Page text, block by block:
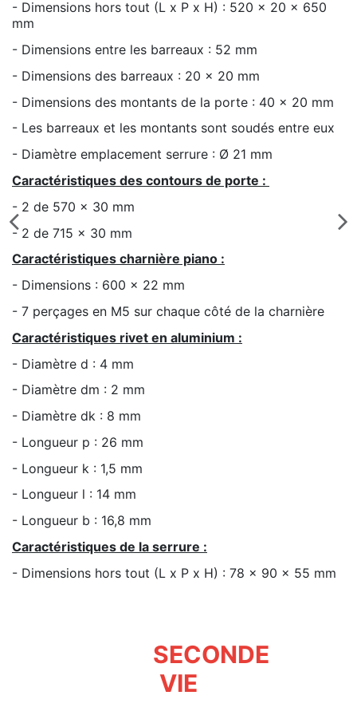
- Dimensions hors tout (L x P x H) : 520 x 20 x 650
mm
- Dimensions entre les barreaux : 52 mm
- Dimensions des barreaux : 20 x 20 mm
- Dimensions des montants de la porte : 40 x 20 mm
- Les barreaux et les montants sont soudés entre eux
- Diamètre emplacement serrure : Ø 21 mm
Caractéristiques des contours de porte :
- 2 de 570 x 30 mm
- 2 de 715 x 30 mm
Caractéristiques charnière piano :
- Dimensions : 600 x 22 mm
- 7 perçages en M5 sur chaque côté de la charnière
Caractéristiques rivet en aluminium :
- Diamètre d : 4 mm
- Diamètre dm : 2 mm
- Diamètre dk : 8 mm
- Longueur p : 26 mm
- Longueur k : 1,5 mm
- Longueur l : 14 mm
- Longueur b : 16,8 mm
Caractéristiques de la serrure :
- Dimensions hors tout (L x P x H) : 78 x 90 x 55 mm
SECONDE
VIE